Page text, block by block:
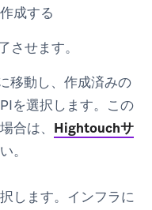
成する
させます。
in new tab)
移動し、作成済みの
を選択します。この
合は、 Hightouchサ
。
します。インフラに